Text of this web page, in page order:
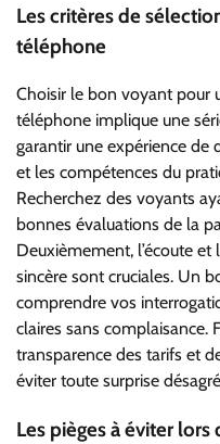
Les critères de
téléphone
Choisir le bon voyant pour
téléphone implique une
garantir une expérience de
et les compétences du
Recherchez des voyants
bonnes évaluations de la
Deuxièmement, l’écoute
sincère sont cruciales. Un
comprendre vos
claires sans complaisance.
transparence des tarifs et
éviter toute surprise
Les pièges à éviter lors